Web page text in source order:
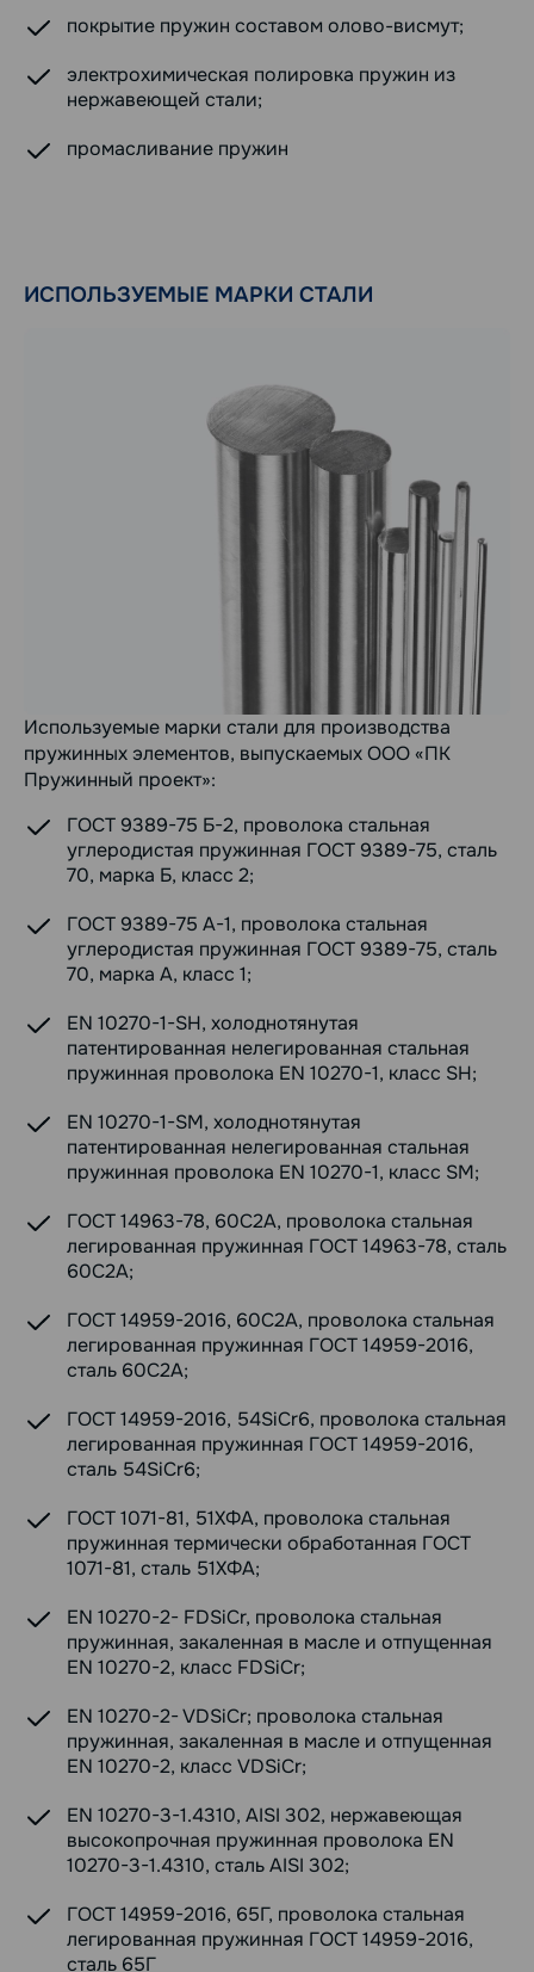
покрытие пружин составом олово-висмут;
электрохимическая полировка пружин из
нержавеющей стали;
промасливание пружин
ИСПОЛЬЗУЕМЫЕ МАРКИ СТАЛИ
Используемые марки стали для производства
пружинных элементов, выпускаемых ООО «ПК
Пружинный проект»:
ГОСТ 9389-75 Б-2, проволока стальная
углеродистая пружинная ГОСТ 9389-75, сталь
70, марка Б, класс 2;
ГОСТ 9389-75 А-1, проволока стальная
углеродистая пружинная ГОСТ 9389-75, сталь
70, марка А, класс 1;
EN 10270-1-SH, холоднотянутая
патентированная нелегированная стальная
пружинная проволока EN 10270-1, класс SH;
EN 10270-1-SM, холоднотянутая
патентированная нелегированная стальная
пружинная проволока EN 10270-1, класс SM;
ГОСТ 14963-78, 60С2А, проволока стальная
легированная пружинная ГОСТ 14963-78, сталь
60С2А;
ГОСТ 14959-2016, 60С2А, проволока стальная
легированная пружинная ГОСТ 14959-2016,
сталь 60С2А;
ГОСТ 14959-2016, 54SiCr6, проволока стальная
легированная пружинная ГОСТ 14959-2016,
сталь 54SiCr6;
ГОСТ 1071-81, 51ХФА, проволока стальная
пружинная термически обработанная ГОСТ
1071-81, сталь 51ХФА;
EN 10270-2- FDSiCr, проволока стальная
пружинная, закаленная в масле и отпущенная
EN 10270-2, класс FDSiCr;
EN 10270-2- VDSiCr; проволока стальная
пружинная, закаленная в масле и отпущенная
EN 10270-2, класс VDSiCr;
EN 10270-3-1.4310, AISI 302, нержавеющая
высокопрочная пружинная проволока EN
10270-3-1.4310, сталь AISI 302;
ГОСТ 14959-2016, 65Г, проволока стальная
легированная пружинная ГОСТ 14959-2016,
сталь 65Г